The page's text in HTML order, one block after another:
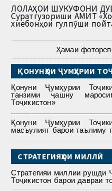
ЛОЛАҲОИ ШУКУФОНИ
Суратгузориши АМИТ
хиёбонҳои гулпӯши
Ҳамаи
ҚОНУНҲОИ ҶУМҲУРИИ
Қонуни Ҷумҳурии
танзими ҷашну
Тоҷикистон»
Қонуни Ҷумҳурии
масъулият барои таълиму
СТРАТЕГИЯҲОИ МИЛЛӢ
Стратегияи миллии рушди
Тоҷикистон барои давраи